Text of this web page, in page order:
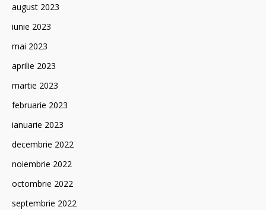
august 2023
iunie 2023
mai 2023
aprilie 2023
martie 2023
februarie 2023
ianuarie 2023
decembrie 2022
noiembrie 2022
octombrie 2022
septembrie 2022